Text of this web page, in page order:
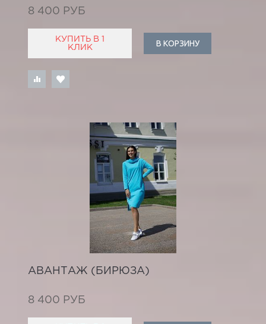
8 400 РУБ
КУПИТЬ В 1
КЛИК
В КОРЗИНУ
АВАНТАЖ (БИРЮЗА)
8 400 РУБ